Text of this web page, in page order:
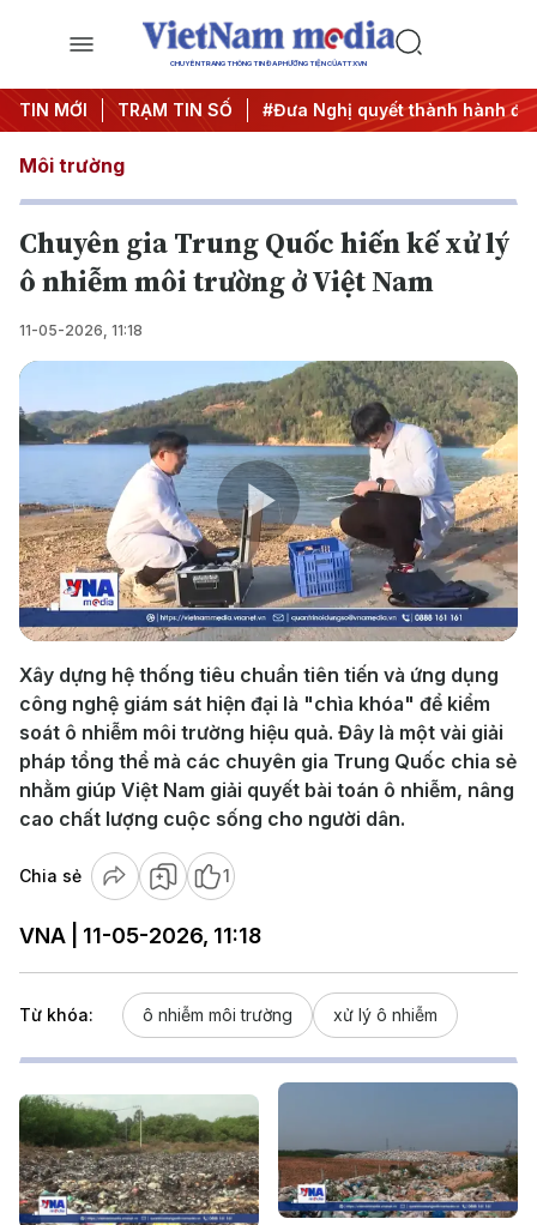
CHUYÊN TRANG THÔNG TIN ĐA PHƯƠNG TIỆN CỦA TTXVN
TIN MỚI TRẠM TIN SỐ
ương 3 #APEC 2027 #Đưa Nghị quyết thành hành
Môi trường
Chuyên gia Trung Quốc hiến kế xử lý
ô nhiễm môi trường ở Việt Nam
11-05-2026, 11:18
Play
Video
Xây dựng hệ thống tiêu chuẩn tiên tiến và ứng dụng
công nghệ giám sát hiện đại là "chìa khóa" để kiểm
soát ô nhiễm môi trường hiệu quả. Đây là một vài giải
pháp tổng thể mà các chuyên gia Trung Quốc chia sẻ
nhằm giúp Việt Nam giải quyết bài toán ô nhiễm, nâng
cao chất lượng cuộc sống cho người dân.
Chia sẻ 1
VNA | 11-05-2026, 11:18
Từ khóa: ô nhiễm môi trường xử lý ô nhiễm